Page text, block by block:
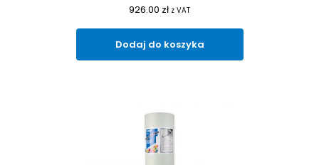
926.00 zł z VAT
Dodaj do koszyka